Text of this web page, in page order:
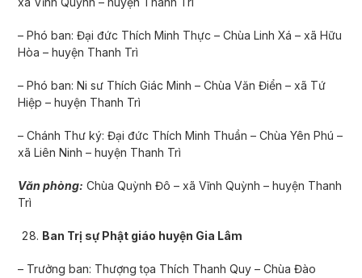
– Phó ban: Đại đức Thích Minh Thực – Chùa Linh Xá – xã Hữu
Hòa – huyện Thanh Trì
– Phó ban: Ni sư Thích Giác Minh – Chùa Văn Điển – xã Tứ
Hiệp – huyện Thanh Trì
– Chánh Thư ký: Đại đức Thích Minh Thuần – Chùa Yên Phú –
xã Liên Ninh – huyện Thanh Trì
Văn phòng: Chùa Quỳnh Đô – xã Vĩnh Quỳnh – huyện Thanh
Trì
Ban Trị sự Phật giáo huyện Gia Lâm
– Trưởng ban: Thượng tọa Thích Thanh Quy – Chùa Đào